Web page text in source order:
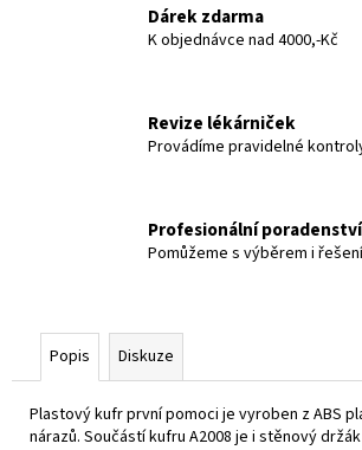
Dárek zdarma
K objednávce nad 4000,-Kč
Revize lékárniček
Provádíme pravidelné
Profesionální poradenství
Pomůžeme s výběrem i
Popis Diskuze
Plastový kufr první pomoci je vyroben z ABS
nárazů. Součástí kufru A2008 je i stěnový